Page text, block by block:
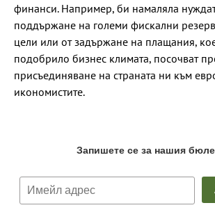
финанси. Например, би намаляла
поддържане на големи фискални
цели или от задържане на плащания,
подобрило бизнес климата, посочват
присъединяване на страната ни към
икономистите.